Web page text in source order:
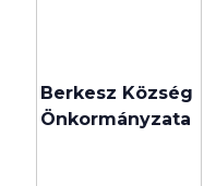
Berkesz Község
Önkormányzata